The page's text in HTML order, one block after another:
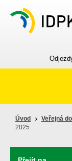
Úvod Veřejná
2025